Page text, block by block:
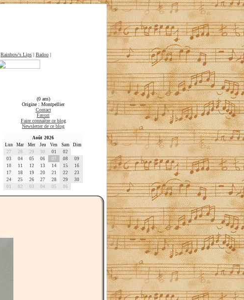
Rainbow's Lips | Badoo |
(0 ans)
Origine : Montpellier
Contact
Favori
Faire connaître ce blog
Newsletter de ce blog
Août 2026
Lun
Mar Mer Jeu Ven Sam
Dim
27
28 29 30 01
02
03
04 05 06 07 08
09
10
11 12 13 14 15
16
17
18 19 20 21 22
23
24
25 26 27 28 29
30
01
02 03 04 05 06